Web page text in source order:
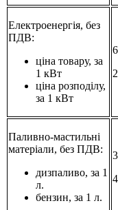
Електроенергія, без
ПДВ:
ціна товару, за
1 кВт
ціна розподілу,
за 1 кВт
Паливно-мастильні
матеріали, без ПДВ:
дизпаливо, за 1
л.
бензин, за 1 л.